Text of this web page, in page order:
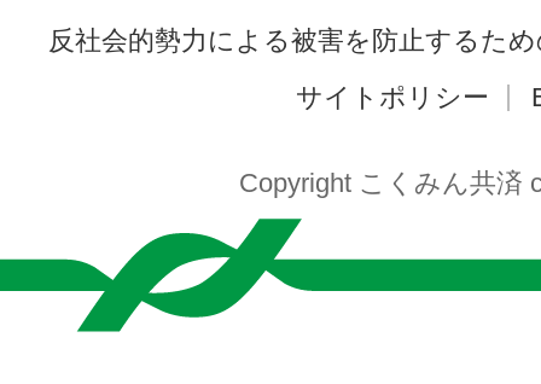
反社会的勢力による被害を防止するた
サイトポリシー
Copyright こくみん共済